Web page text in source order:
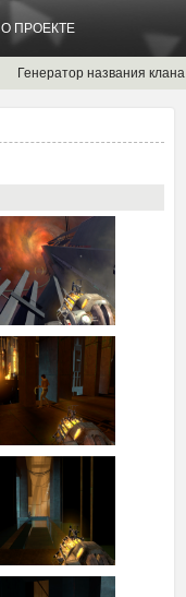
О ПРОЕКТЕ
Генератор названия клана